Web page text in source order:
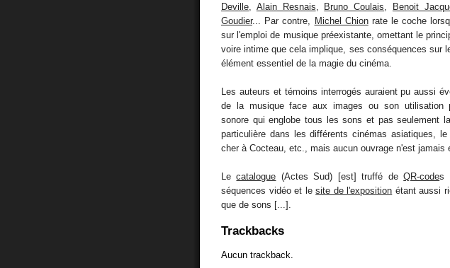
Deville
Alain Resnais Bruno Coulais Benoit
Goudier... Par contre, Michel Chionrate le coche
sur l'emploi de musique préexistante, omettant le
voire intime que cela implique, ses conséquences sur
élément essentiel de la magie du cinéma.
Les auteurs et témoins interrogés auraient pu aussi
de la musique face aux images ou son utilisation
sonore qui englobe tous les sons et pas seulement
particulière dans les différents cinémas asiatiques, le
cher à Cocteau, etc., mais aucun ouvrage n'est jamais
Lecatalogue (Actes Sud) [est] truffé deQR-codes
séquences vidéo et lesite de l'exposition étant aussi
que de sons [...].
Trackbacks
Aucun trackback.